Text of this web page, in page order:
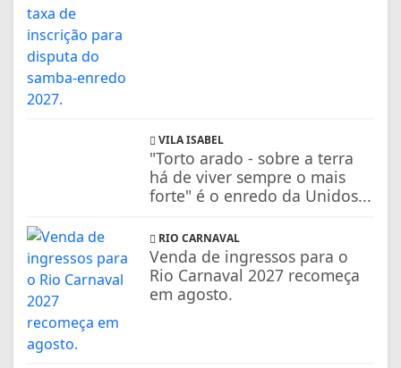
VILA ISABEL
"Torto arado - sobre a terra
há de viver sempre o mais
forte" é o enredo da Unidos...
RIO CARNAVAL
Venda de ingressos para o
Rio Carnaval 2027 recomeça
em agosto.